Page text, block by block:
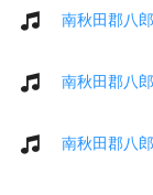
南秋田郡八
南秋田郡八
南秋田郡八